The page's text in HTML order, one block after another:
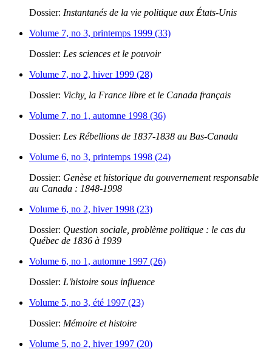
Dossier: Instantanés de la vie politique aux États-Unis
Volume 7, no 3, printemps 1999 (33)
Dossier: Les sciences et le pouvoir
Volume 7, no 2, hiver 1999 (28)
Dossier: Vichy, la France libre et le Canada français
Volume 7, no 1, automne 1998 (36)
Dossier: Les Rébellions de 1837-1838 au Bas-Canada
Volume 6, no 3, printemps 1998 (24)
Dossier: Genèse et historique du gouvernement responsable
au Canada : 1848-1998
Volume 6, no 2, hiver 1998 (23)
Dossier: Question sociale, problème politique : le cas du
Québec de 1836 à 1939
Volume 6, no 1, automne 1997 (26)
Dossier: L'histoire sous influence
Volume 5, no 3, été 1997 (23)
Dossier: Mémoire et histoire
Volume 5, no 2, hiver 1997 (20)